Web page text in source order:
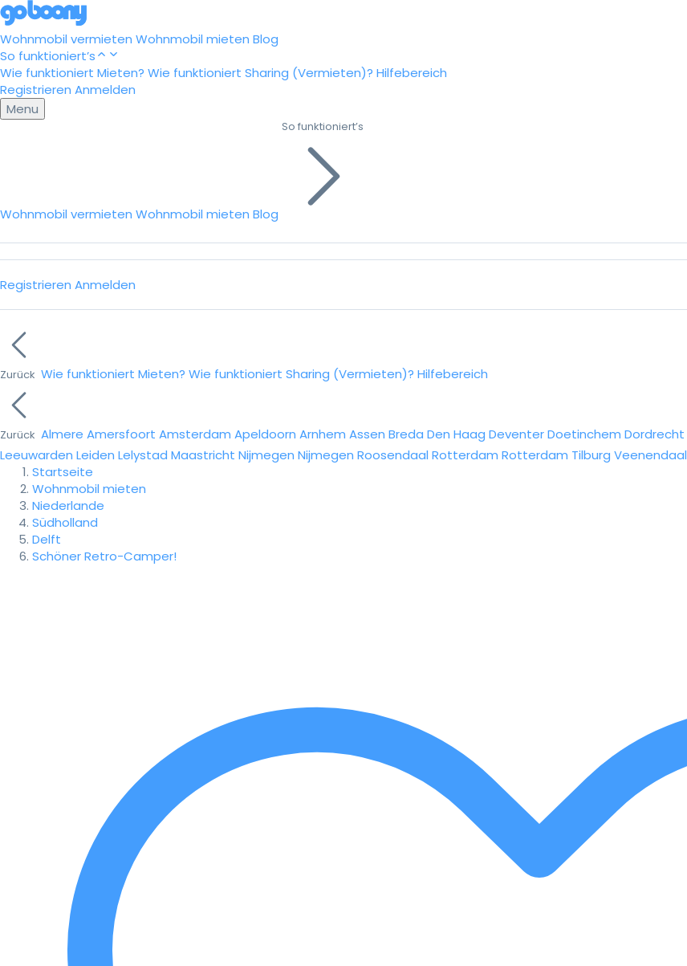
Wohnmobil vermieten Wohnmobil mieten Blog
So funktioniert’s
Wie funktioniert Mieten? Wie funktioniert Sharing (Vermieten)? Hilfebereich
Registrieren Anmelden
Menu
Wohnmobil vermieten Wohnmobil mieten Blog
So funktioniert’s
Registrieren Anmelden
Zurück Wie funktioniert Mieten? Wie funktioniert Sharing (Vermieten)? Hilfebereich
Zurück Almere Amersfoort Amsterdam Apeldoorn Arnhem Assen Breda Den Haag DeventerDoetinchem Dordrecht
Leeuwarden Leiden Lelystad Maastricht Nijmegen Nijmegen Roosendaal Rotterdam Rotterdam Tilburg Veenendaal
Startseite
Wohnmobil mieten
Niederlande
Südholland
Delft
Schöner Retro-Camper!